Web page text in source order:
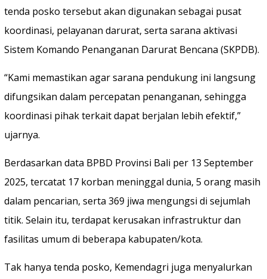
tenda posko tersebut akan digunakan sebagai pusat
koordinasi, pelayanan darurat, serta sarana aktivasi
Sistem Komando Penanganan Darurat Bencana (SKPDB).
“Kami memastikan agar sarana pendukung ini langsung
difungsikan dalam percepatan penanganan, sehingga
koordinasi pihak terkait dapat berjalan lebih efektif,”
ujarnya.
Berdasarkan data BPBD Provinsi Bali per 13 September
2025, tercatat 17 korban meninggal dunia, 5 orang masih
dalam pencarian, serta 369 jiwa mengungsi di sejumlah
titik. Selain itu, terdapat kerusakan infrastruktur dan
fasilitas umum di beberapa kabupaten/kota.
Tak hanya tenda posko, Kemendagri juga menyalurkan